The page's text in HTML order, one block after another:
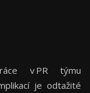
v PR týmu
je odtažité